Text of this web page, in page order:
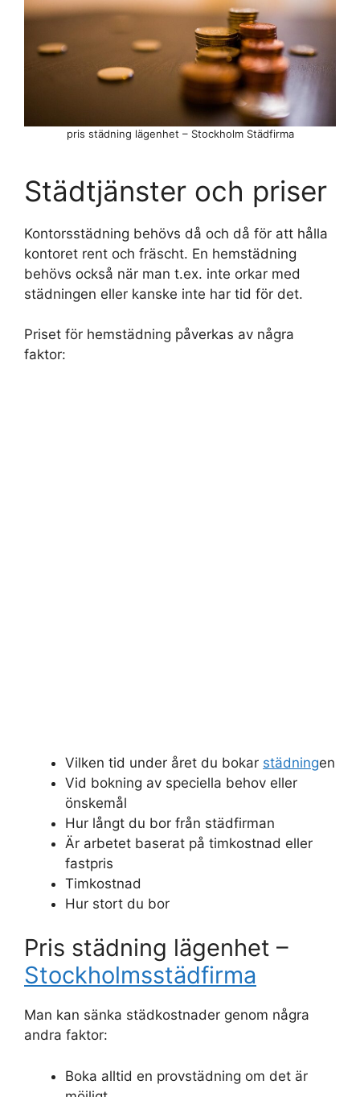
pris städning lägenhet – Stockholm Städfirma
Städtjänster och priser
Kontorsstädning behövs då och då för att hålla
kontoret rent och fräscht. En hemstädning
behövs också när man t.ex. inte orkar med
städningen eller kanske inte har tid för det.
Priset för hemstädning påverkas av några
faktor:
Vilken tid under året du bokar städningen
Vid bokning av speciella behov eller
önskemål
Hur långt du bor från städfirman
Är arbetet baserat på timkostnad eller
fastpris
Timkostnad
Hur stort du bor
Pris städning lägenhet –
Stockholmsstädfirma
Man kan sänka städkostnader genom några
andra faktor:
Boka alltid en provstädning om det är